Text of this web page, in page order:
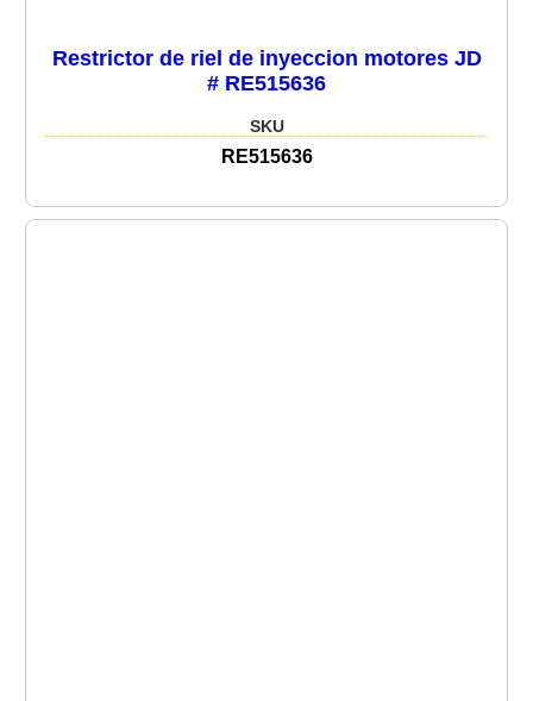
Restrictor de riel de inyeccion motores JD
# RE515636
SKU
RE515636